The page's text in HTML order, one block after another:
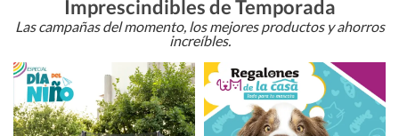
Imprescindibles de Temporada
Las campañas del momento, los mejores productos y ahorros
increíbles.